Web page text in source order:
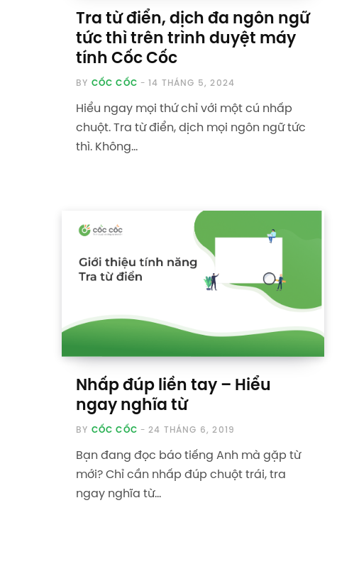
Tra từ điển, dịch đa ngôn ngữ
tức thì trên trình duyệt máy
tính Cốc Cốc
BY CỐC CỐC 14 THÁNG 5, 2024
Hiểu ngay mọi thứ chỉ với một cú nhấp
chuột. Tra từ điển, dịch mọi ngôn ngữ tức
thì. Không…
Nhấp đúp liền tay – Hiểu
ngay nghĩa từ
BY CỐC CỐC 24 THÁNG 6, 2019
Bạn đang đọc báo tiếng Anh mà gặp từ
mới? Chỉ cần nhấp đúp chuột trái, tra
ngay nghĩa từ…